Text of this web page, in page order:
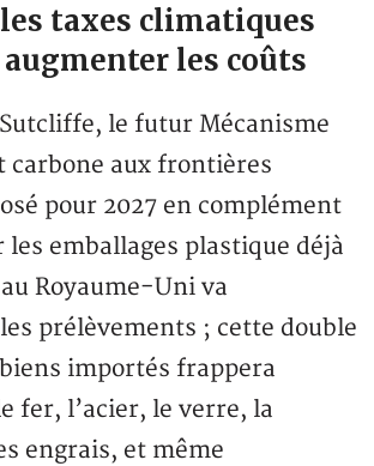
taxes climatiques
les coûts
le futur Mécanisme
carbone aux frontières
pour 2027 en complément
les emballages plastique déjà
Royaume-Uni va
prélèvements ; cette double
importés frappera
fer, l’acier, le verre, la
engrais, et même